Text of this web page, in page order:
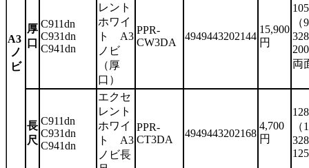
A3
ノ
ビ
厚
口
C911dn
C931dn
C941dn
レント
ホワイ
ト A3
ノビ
（厚
口）
PPR-
CW3DA
4949443202144
15,900
円
両
長
尺
C911dn
C931dn
C941dn
エクセ
レント
ホワイ
ト A3
ノビ長
PPR-
CT3DA
4949443202168
4,700
円